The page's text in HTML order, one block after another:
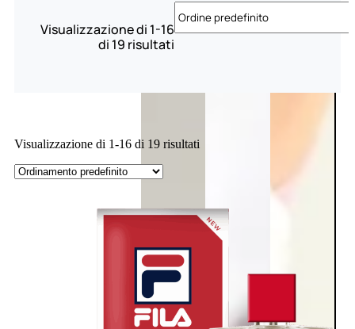
Visualizzazione di 1-16
di 19 risultati
Visualizzazione di 1-16 di 19 risultati